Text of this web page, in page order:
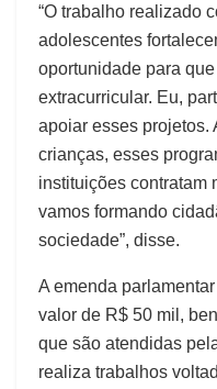
“O trabalho realizado
adolescentes
oportunidade para
extracurricular. Eu,
apoiar esses projetos.
crianças, esses
instituições contratam
vamos formando
sociedade”, disse.
A emenda
valor de R$ 50 mil,
que são atendidas
realiza trabalhos